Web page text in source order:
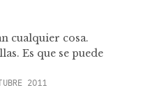
cualquier cosa.
Es que se puede
2011